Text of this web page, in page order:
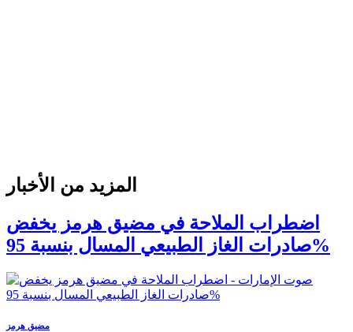
المزيد من الأخبار
اضطراب الملاحة في مضيق هرمز يخفض
صادرات الغاز الطبيعي المسال بنسبة 95%
مضيق هرمز